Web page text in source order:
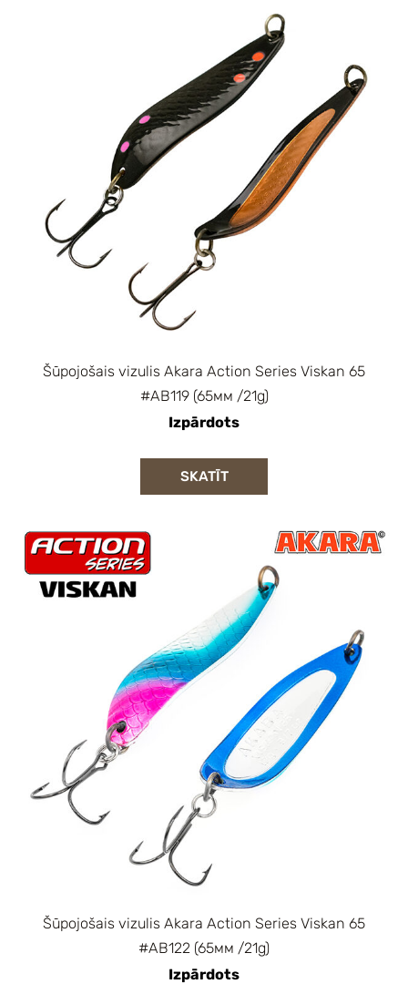
Šūpojošais vizulis Akara Action Series Viskan 65
#AB119 (65мм /21g)
Izpārdots
SKATĪT
Šūpojošais vizulis Akara Action Series Viskan 65
#AB122 (65мм /21g)
Izpārdots